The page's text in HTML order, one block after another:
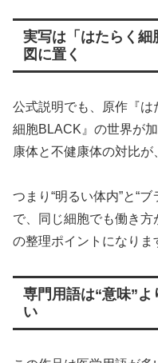
実写は「はたらく
図に置く
公式説明でも、原作『は
細胞BLACK』の世界が
康体と不健康体の対比が
つまり“明るい体内”と“
で、同じ細胞でも働き
の整理ポイントになりま
専門用語は“意味”
い